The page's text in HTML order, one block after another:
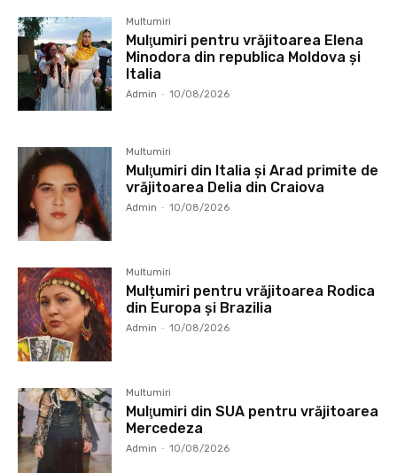
Multumiri
Mulţumiri pentru vrăjitoarea Elena
Minodora din republica Moldova și
Italia
Admin - 10/08/2026
Multumiri
Mulţumiri din Italia și Arad primite de
vrăjitoarea Delia din Craiova
Admin - 10/08/2026
Multumiri
Mulțumiri pentru vrăjitoarea Rodica
din Europa și Brazilia
Admin - 10/08/2026
Multumiri
Mulţumiri din SUA pentru vrăjitoarea
Mercedeza
Admin - 10/08/2026